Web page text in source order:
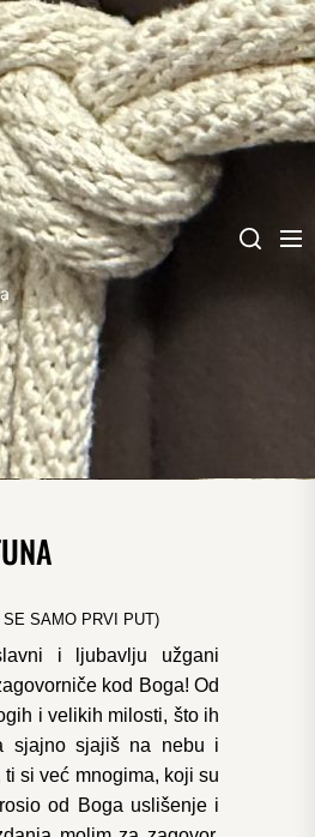
Search
SE SAMO PRVI PUT)
i ljubavlju užgani
kod Boga! Od
i velikih milosti, što ih
sjajno sjajiš na nebu i
si već mnogima, koji su
od Boga uslišenje i